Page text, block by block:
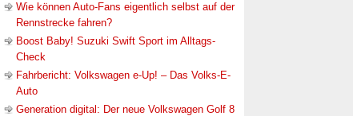
Wie können Auto-Fans eigentlich selbst auf der
Rennstrecke fahren?
Boost Baby! Suzuki Swift Sport im Alltags-
Check
Fahrbericht: Volkswagen e-Up! – Das Volks-E-
Auto
Generation digital: Der neue Volkswagen Golf 8